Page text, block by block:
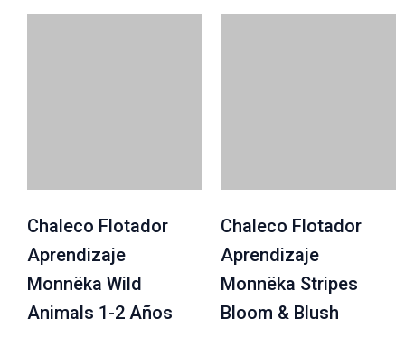
Chaleco Flotador
Aprendizaje
Monnëka Wild
Animals 1-2 Años
Chaleco Flotador
Aprendizaje
Monnëka Stripes
Bloom & Blush